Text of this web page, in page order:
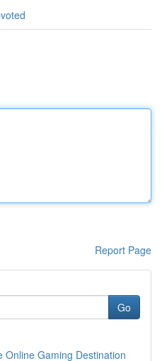
Report Page
Go
Online Gaming Destination